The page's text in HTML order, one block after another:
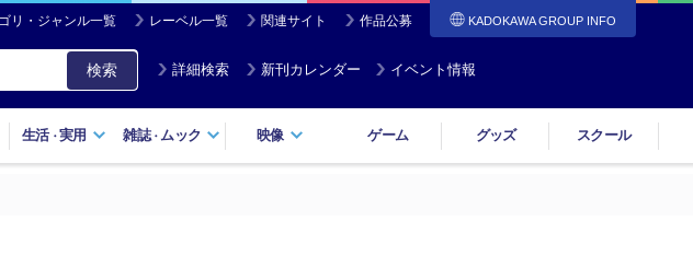
リ・ジャンル一覧 レーベル一覧 関連サイト 作品公募 KADOKAWA GROUP INFO
検索 詳細検索 新刊カレンダー イベント情報
生活・実用 雑誌・ ムック 映像 ゲーム グッズ スクール